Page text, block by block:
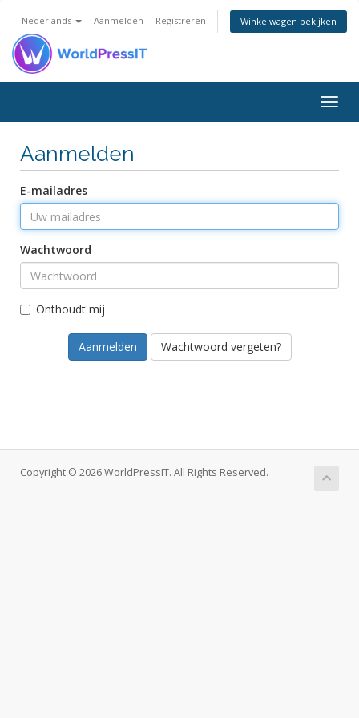
Nederlands Aanmelden Registreren Winkelwagen bekijken
Aanmelden
E-mailadres
Wachtwoord
Onthoudt mij
Wachtwoord vergeten?
Copyright © 2026 WorldPressIT. All Rights Reserved.